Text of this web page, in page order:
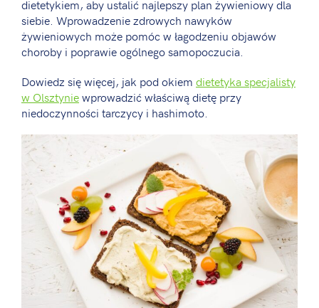
dietetykiem, aby ustalić najlepszy plan żywieniowy dla
siebie. Wprowadzenie zdrowych nawyków
żywieniowych może pomóc w łagodzeniu objawów
choroby i poprawie ogólnego samopoczucia.
Dowiedz się więcej, jak pod okiem dietetyka specjalisty
w Olsztyniewprowadzić właściwą dietę przy
niedoczynności tarczycy i hashimoto.